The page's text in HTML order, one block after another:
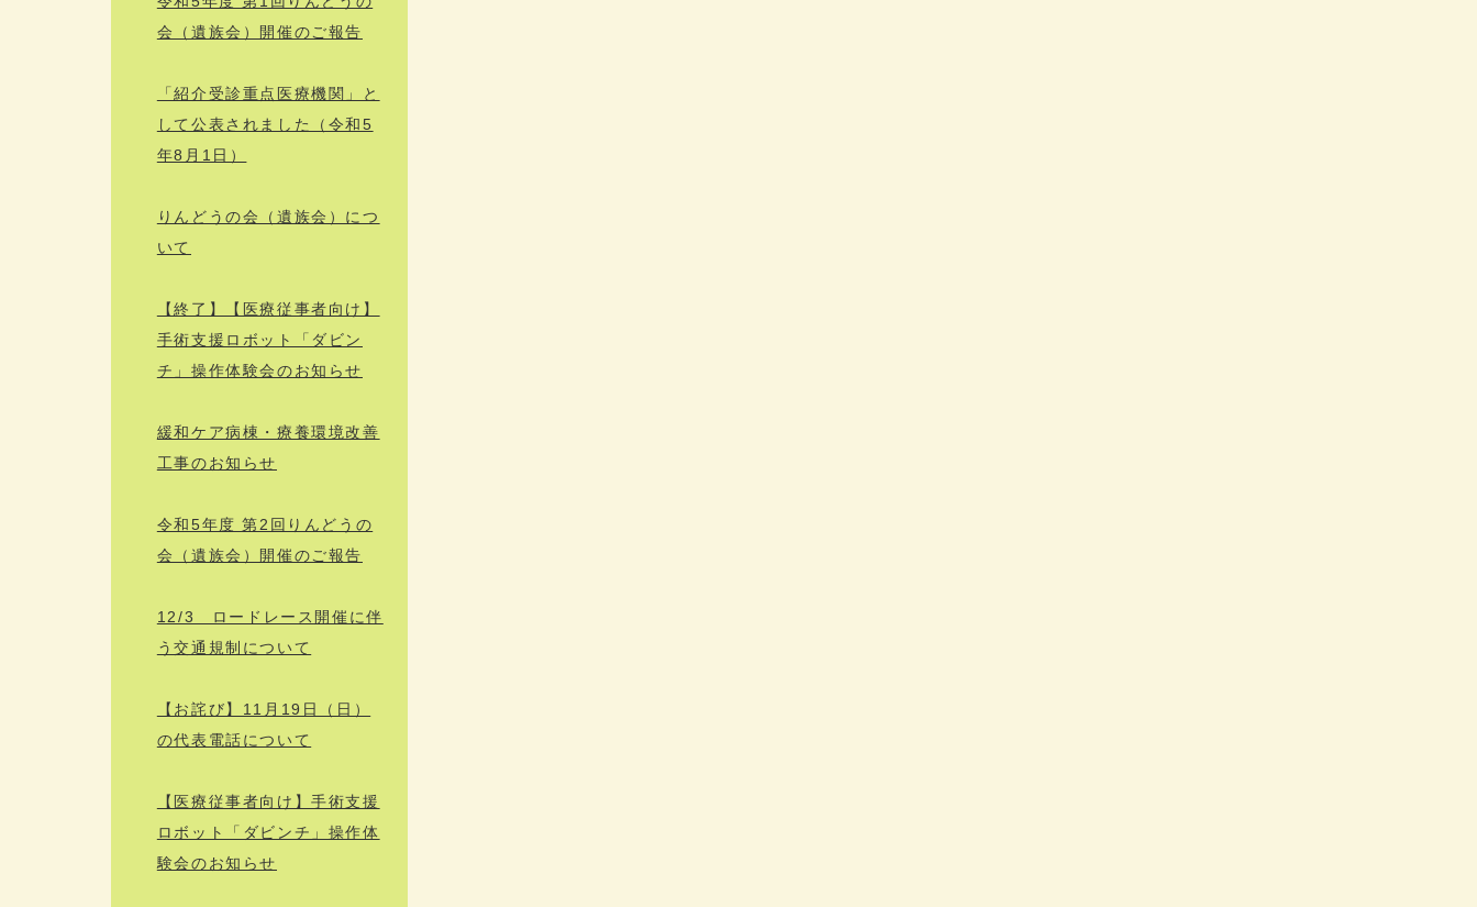
会（遺族会）開催のご報告
「紹介受診重点医療機関」と
して公表されました（令和5
年8月1日）
りんどうの会（遺族会）につ
いて
【終了】【医療従事者向け】
手術支援ロボット「ダビン
チ」操作体験会のお知らせ
緩和ケア病棟・療養環境改善
工事のお知らせ
令和5年度 第2回りんどうの
会（遺族会）開催のご報告
12/3 ロードレース開催に伴
う交通規制について
【お詫び】11月19日（日）
の代表電話について
【医療従事者向け】手術支援
ロボット「ダビンチ」操作体
験会のお知らせ